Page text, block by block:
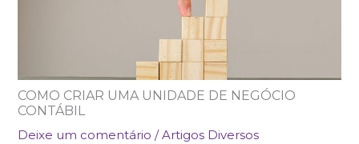
COMO CRIAR UMA UNIDADE DE NEGÓCIO
CONTÁBIL
Deixe um comentário /Artigos Diversos